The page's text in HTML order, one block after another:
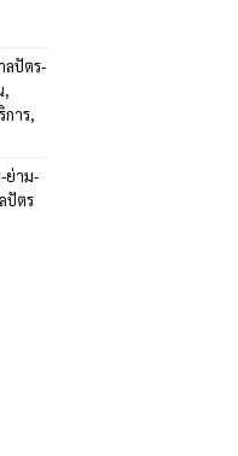
ลปัตร-
,
การ,
ย่าม-
ปัตร